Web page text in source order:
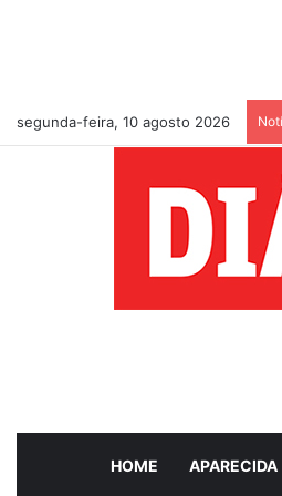
segunda-feira, 10 agosto 2026
HOME APARECIDA